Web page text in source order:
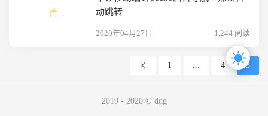
动跳转
2020年04月27日 1,244 阅读
1 ... 4 5
2019 - 2020 © ddg